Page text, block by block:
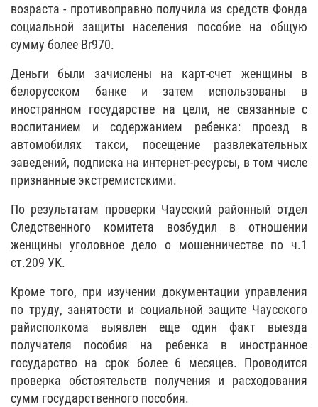
возраста - противоправно получила из средств Фонда
социальной защиты населения пособие на общую
сумму более Br970.
Деньги были зачислены на карт-счет женщины в
белорусском банке и затем использованы в
иностранном государстве на цели, не связанные с
воспитанием и содержанием ребенка: проезд в
автомобилях такси, посещение развлекательных
заведений, подписка на интернет-ресурсы, в том числе
признанные экстремистскими.
По результатам проверки Чаусский районный отдел
Следственного комитета возбудил в отношении
женщины уголовное дело о мошенничестве по ч.1
ст.209 УК.
Кроме того, при изучении документации управления
по труду, занятости и социальной защите Чаусского
райисполкома выявлен еще один факт выезда
получателя пособия на ребенка в иностранное
государство на срок более 6 месяцев. Проводится
проверка обстоятельств получения и расходования
сумм государственного пособия.